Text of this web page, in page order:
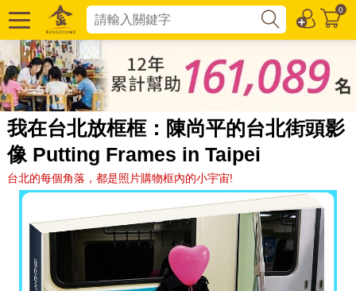
0
我在台北放框框：陳尚平的台北街頭影
像 Putting Frames in Taipei
台北的每個角落，都是照片購物框內的小宇宙!